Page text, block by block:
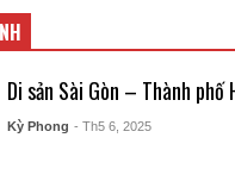
Di sản Sài Gòn – Thành phố
Kỳ Phong - Th5 6, 2025